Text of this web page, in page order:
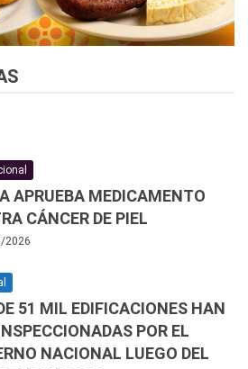
APRUEBA MEDICAMENTO
CÁNCER DE PIEL
2026
51 MIL EDIFICACIONES HAN
POR EL
NACIONAL LUEGO DEL